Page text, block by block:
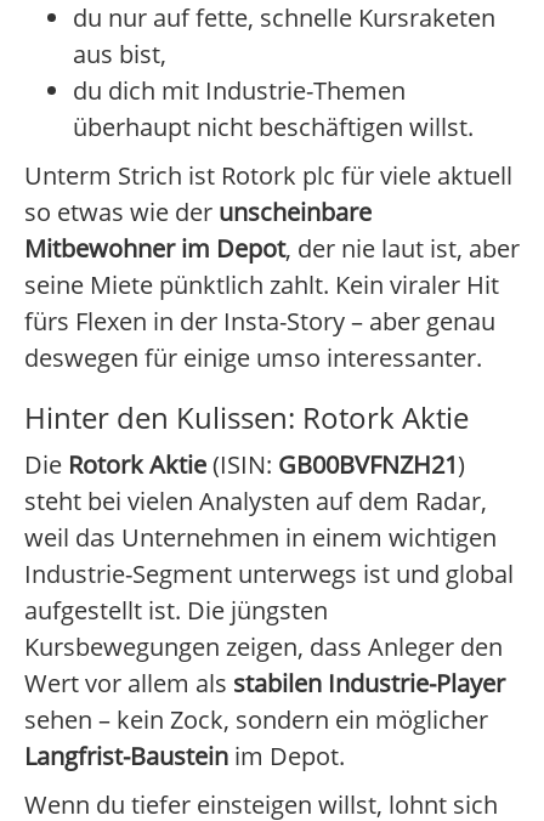
du nur auf fette, schnelle Kursraketen
aus bist,
du dich mit Industrie-Themen
überhaupt nicht beschäftigen willst.
Unterm Strich ist Rotork plc für viele aktuell
so etwas wie der unscheinbare
Mitbewohner im Depot, der nie laut ist, aber
seine Miete pünktlich zahlt. Kein viraler Hit
fürs Flexen in der Insta-Story – aber genau
deswegen für einige umso interessanter.
Hinter den Kulissen: Rotork Aktie
Die Rotork Aktie(ISIN: GB00BVFNZH21)
steht bei vielen Analysten auf dem Radar,
weil das Unternehmen in einem wichtigen
Industrie-Segment unterwegs ist und global
aufgestellt ist. Die jüngsten
Kursbewegungen zeigen, dass Anleger den
Wert vor allem als stabilen Industrie-Player
sehen – kein Zock, sondern ein möglicher
Langfrist-Baustein im Depot.
Wenn du tiefer einsteigen willst, lohnt sich